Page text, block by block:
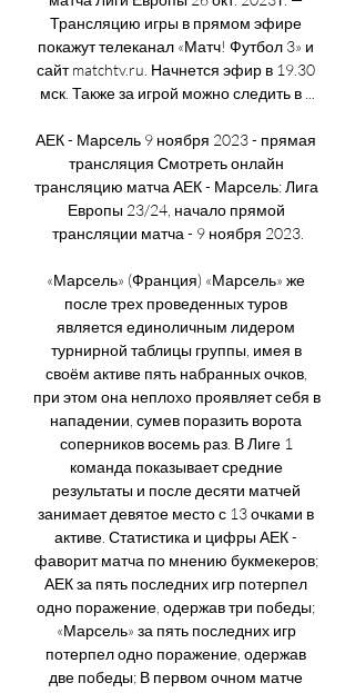
Трансляцию игры в прямом эфире
покажут телеканал «Матч! Футбол 3» и
сайт matchtv.ru. Начнется эфир в 19.30
мск. Также за игрой можно следить в ...
АЕК - Марсель 9 ноября 2023 - прямая
трансляция Смотреть онлайн
трансляцию матча АЕК - Марсель: Лига
Европы 23/24, начало прямой
трансляции матча - 9 ноября 2023.
«Марсель» (Франция) «Марсель» же
после трех проведенных туров
является единоличным лидером
турнирной таблицы группы, имея в
своём активе пять набранных очков,
при этом она неплохо проявляет себя в
нападении, сумев поразить ворота
соперников восемь раз. В Лиге 1
команда показывает средние
результаты и после десяти матчей
занимает девятое место с 13 очками в
активе. Статистика и цифры АЕК -
фаворит матча по мнению букмекеров;
АЕК за пять последних игр потерпел
одно поражение, одержав три победы;
«Марсель» за пять последних игр
потерпел одно поражение, одержав
две победы; В первом очном матче